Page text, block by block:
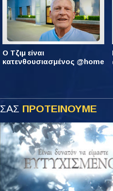
Ο Τζιμ είναι
κατενθουσιασμένος @home
ΣΑΣ ΠΡΟΤΕΙΝΟΥΜΕ